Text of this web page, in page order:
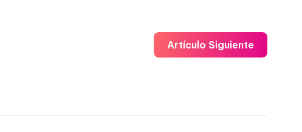
Artículo Siguiente